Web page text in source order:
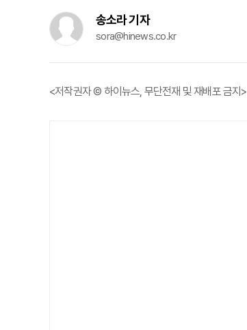
송소라 기자
sora@hinews.co.kr
<저작권자 © 하이뉴스, 무단전재 및 재배포 금지>